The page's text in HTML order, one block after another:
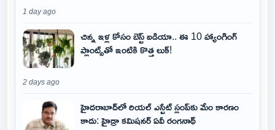
1 day ago
చిన్న ఇళ్ల కోసం బెస్ట్ ఐడియా.. ఈ 10 హ్యాంగింగ్
ప్లాంట్స్‌తో ఇంటికి కొత్త లుక్!
2 days ago
హైదరాబాద్‌లో రియల్ ఎస్టేట్ స్లంప్‌కు మేం కారణం
కాదు: హైడ్రా కమిషనర్ ఏవీ రంగనాథ్